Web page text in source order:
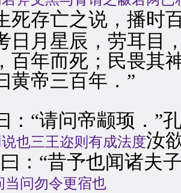
死存亡之说，播时
日月星辰，劳耳目
百年而死；民畏其
黄帝三百年．”
“请问帝颛顼．”孔
也三王迩则有成法度汝
：“昔予也闻诸夫
当问勿令更宿也